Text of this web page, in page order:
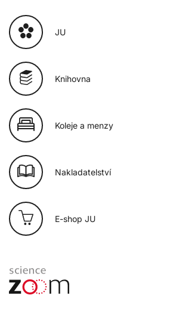
JU
Knihovna
Koleje a menzy
Nakladatelství
E-shop JU